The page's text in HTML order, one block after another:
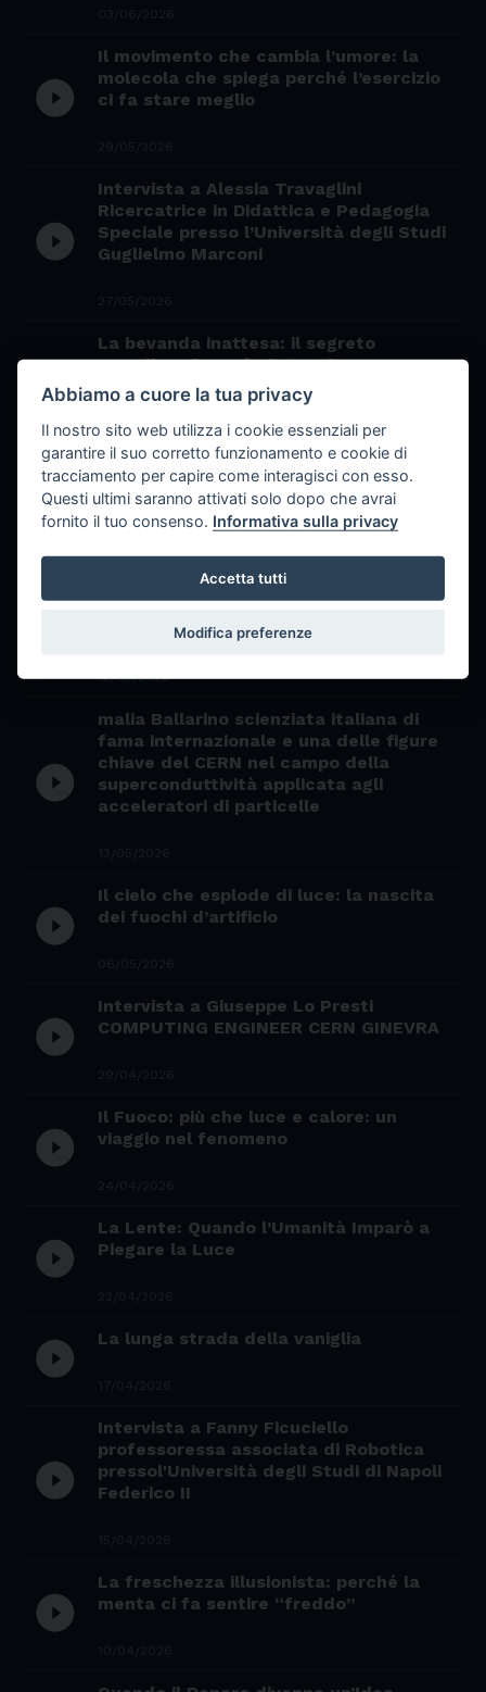
play_circle_filled
Il movimento che cambia l’umore: la
molecola che spiega perché l’esercizio
ci fa stare meglio
play_circle_filled
Intervista a Alessia Travaglini
Ricercatrice in Didattica e Pedagogia
Speciale presso l’Università degli Studi
Guglielmo Marconi
play_circle_filled
La bevanda inattesa: il segreto
semplice che può aiutare la
concentrazione dei gamer
22/05/2026
play_circle_filled
Il tuono della polvere: la nascita del
cannone e la rivoluzione della guerra
Il mistero del sesamo nero: superfood
miracoloso o semplice ingrediente
nutriente?
15/05/2026
play_circle_filled
malia Ballarino scienziata italiana di
fama internazionale e una delle figure
chiave del CERN nel campo della
superconduttività applicata agli
acceleratori di particelle
play_circle_filled
Il cielo che esplode di luce: la nascita
dei fuochi d’artificio
play_circle_filled
Intervista a Giuseppe Lo Presti
COMPUTING ENGINEER CERN GINEVRA
play_circle_filled
Il Fuoco: più che luce e calore: un
viaggio nel fenomeno
play_circle_filled
La Lente: Quando l’Umanità Imparò a
Piegare la Luce
play_circle_filled La lunga strada della vaniglia
play_circle_filled
Intervista a Fanny Ficuciello
professoressa associata di Robotica
pressol'Università degli Studi di Napoli
Federico II
play_circle_filled
La freschezza illusionista: perché la
menta ci fa sentire “freddo”
Abbiamo a cuore la tua privacy
Il nostro sito web utilizza i cookie essenziali per
garantire il suo corretto funzionamento e cookie di
tracciamento per capire come interagisci con esso.
Questi ultimi saranno attivati solo dopo che avrai
fornito il tuo consenso. Informativa sulla privacy
Accetta tutti
Modifica preferenze